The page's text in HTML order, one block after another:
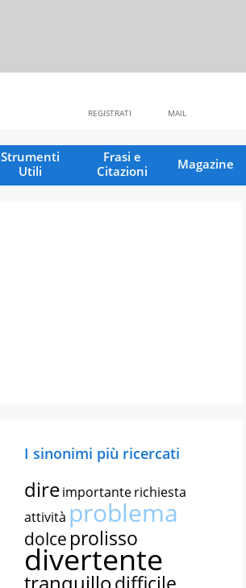
MAIL
REGISTRATI
Strumenti
Utili
Frasi e
Citazioni
Magazine
I sinonimi più ricercati
direimportanterichiesta
attività problema
dolce prolisso
divertente